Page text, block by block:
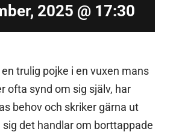
2025 @ 17:30
trulig pojke i en vuxen mans
ofta synd om sig själv, har
behov och skriker gärna ut
det handlar om borttappade